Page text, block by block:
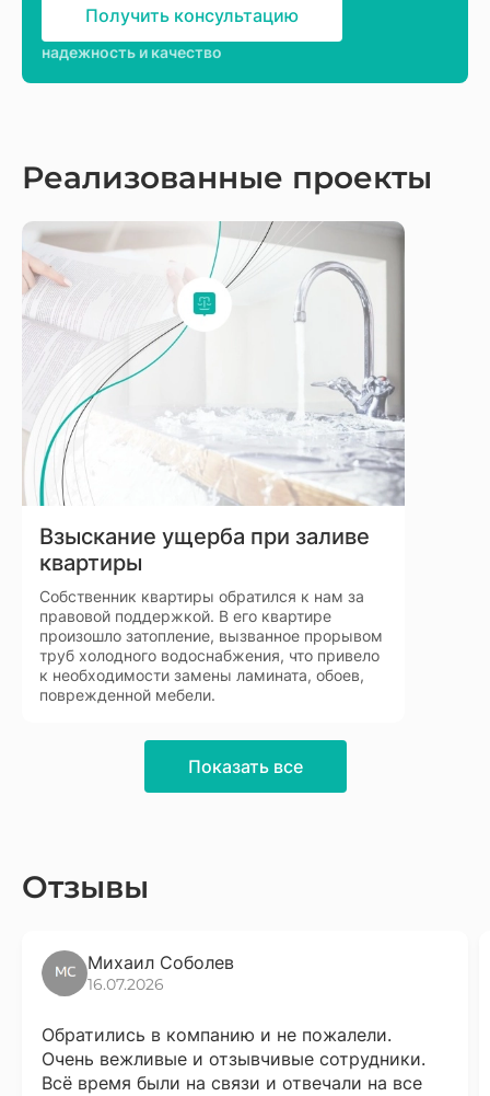
Получить консультацию
надежность и качество
Реализованные проекты
Взыскание ущерба при заливе
квартиры
Собственник квартиры обратился к нам за
правовой поддержкой. В его квартире
произошло затопление, вызванное прорывом
труб холодного водоснабжения, что привело
к необходимости замены ламината, обоев,
поврежденной мебели.
Показать все
Отзывы
Михаил Соболев
16.07.2026
Обратились в компанию и не пожалели.
Очень вежливые и отзывчивые сотрудники.
Всё время были на связи и отвечали на все